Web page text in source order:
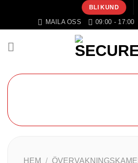
content
BLI KUND
MAILA OSS 09:00 - 17:00
HEM /